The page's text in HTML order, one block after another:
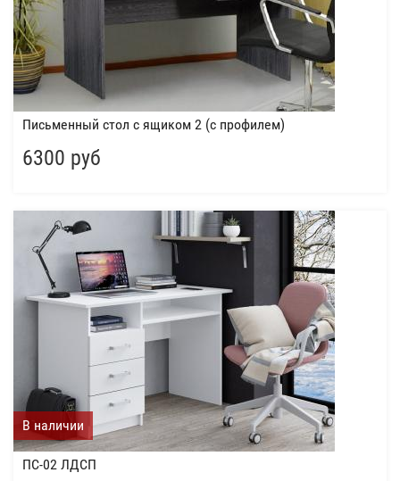
Письменный стол с ящиком 2 (с профилем)
6300 руб
В наличии
ПС-02 ЛДСП